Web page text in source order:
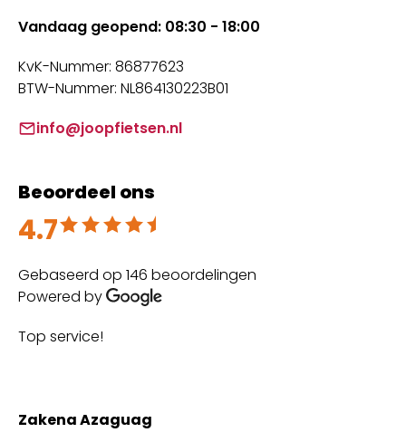
Vandaag geopend: 08:30 - 18:00
KvK-Nummer: 86877623
BTW-Nummer: NL864130223B01
info@joopfietsen.nl
Beoordeel ons
4.7
Beoordeeld met 4.7 uit 5
Gebaseerd op 146 beoordelingen
Powered by
Top service!
Zakena Azaguag